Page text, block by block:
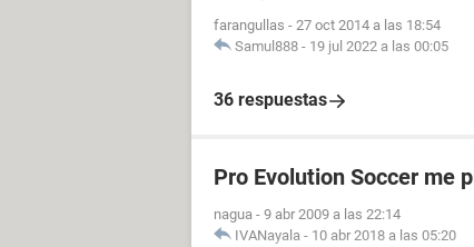
farangullas - 27 oct 2014 a las 18:54
Samul888 - 19 jul 2022 a las 00:05
36 respuestas
Pro Evolution Soccer me
nagua - 9 abr 2009 a las 22:14
IVANayala - 10 abr 2018 a las 05:20